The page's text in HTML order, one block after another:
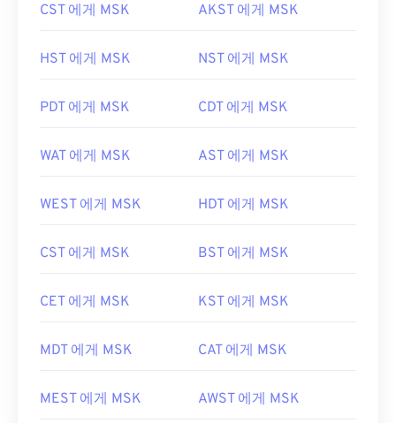
CST 에게 MSK AKST 에게 MSK
HST 에게 MSK NST 에게 MSK
PDT 에게 MSK CDT 에게 MSK
WAT 에게 MSK AST 에게 MSK
WEST 에게 MSK HDT 에게 MSK
CST 에게 MSK BST 에게 MSK
CET 에게 MSK KST 에게 MSK
MDT 에게 MSK CAT 에게 MSK
MEST 에게 MSK AWST 에게 MSK